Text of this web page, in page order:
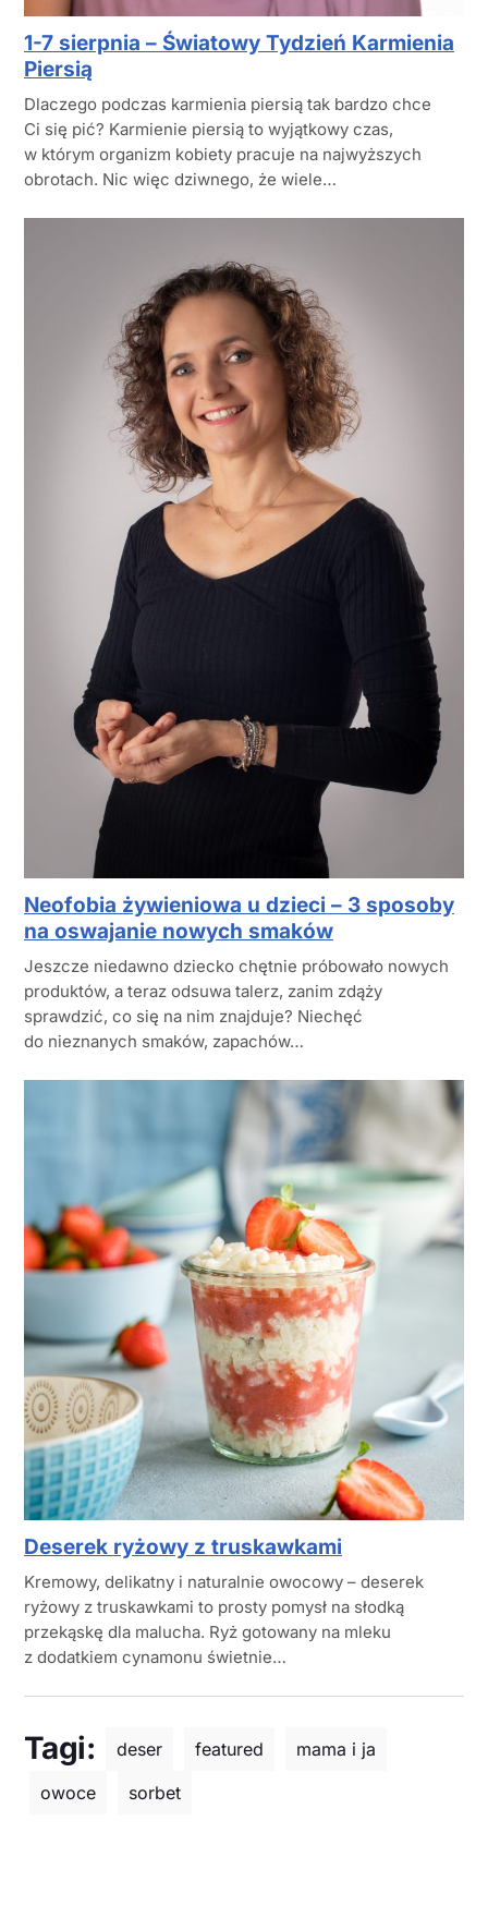
1-7 sierpnia – Światowy Tydzień Karmienia
Piersią
Dlaczego podczas karmienia piersią tak bardzo chce
Ci się pić? Karmienie piersią to wyjątkowy czas,
w którym organizm kobiety pracuje na najwyższych
obrotach. Nic więc dziwnego, że wiele…
Neofobia żywieniowa u dzieci – 3 sposoby
na oswajanie nowych smaków
Jeszcze niedawno dziecko chętnie próbowało nowych
produktów, a teraz odsuwa talerz, zanim zdąży
sprawdzić, co się na nim znajduje? Niechęć
do nieznanych smaków, zapachów…
Deserek ryżowy z truskawkami
Kremowy, delikatny i naturalnie owocowy – deserek
ryżowy z truskawkami to prosty pomysł na słodką
przekąskę dla malucha. Ryż gotowany na mleku
z dodatkiem cynamonu świetnie…
Tagi: deser featured
mama i ja
owoce
sorbet